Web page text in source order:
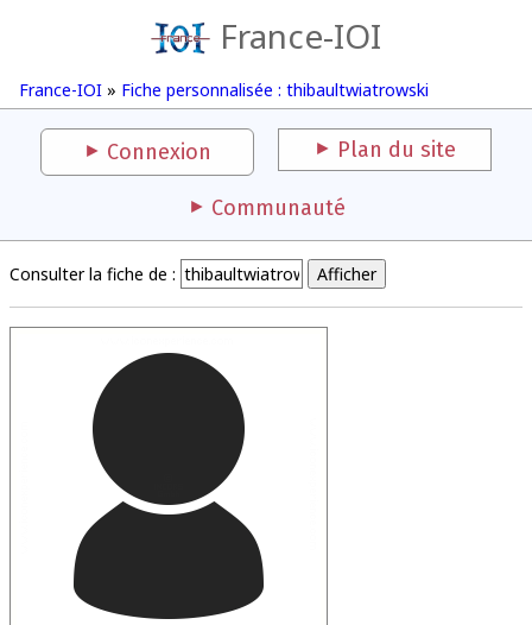
France-IOI
France-IOI » Fiche personnalisée : thibaultwiatrowski
Connexion Plan du site
Communauté
Consulter la fiche de :